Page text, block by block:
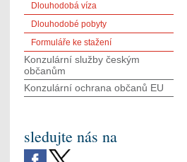
Dlouhodobá víza
Dlouhodobé pobyty
Formuláře ke stažení
Konzulární služby českým
občanům
Konzulární ochrana občanů EU
sledujte nás na